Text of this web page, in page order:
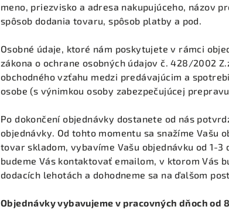
meno, priezvisko a adresa nakupujúceho, názov
spôsob dodania tovaru, spôsob platby a pod.
Osobné údaje, ktoré nám poskytujete v rámci
zákona o ochrane osobných údajov č. 428/2002
obchodného vzťahu medzi predávajúcim a
osobe (s výnimkou osoby zabezpečujúcej
Po dokončení objednávky dostanete od nás
objednávky. Od tohto momentu sa snažíme Vašu
tovar skladom, vybavíme Vašu objednávku od 1-3
budeme Vás kontaktovať emailom, v ktorom Vás
dodacích lehotách a dohodneme sa na ďalšom
Objednávky vybavujeme v pracovných dňoch od